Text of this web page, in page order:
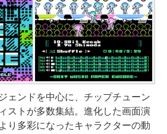
ェンドを中心に、チップチューン
ストが多数集結。進化した画面演
り多彩になったキャラクターの動